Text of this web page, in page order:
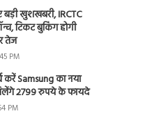
बड़ी खुशखबरी, IRCTC
टिकट बुकिंग होगी
तेज
PM
करें Samsung का नया
2799 रुपये के फायदे
PM